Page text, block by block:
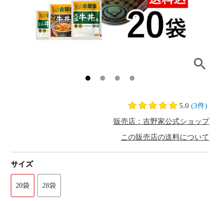
5.0 (3件)
販売店：吉野家公式ショップ
この販売店の送料について
サイズ
20袋 28袋